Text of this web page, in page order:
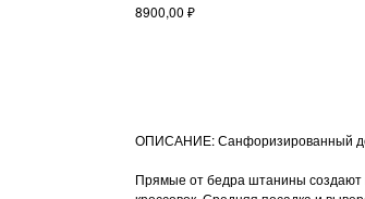
8900,00 ₽
ОПИСАНИЕ: Санфоризированный
Прямые от бедра штанины